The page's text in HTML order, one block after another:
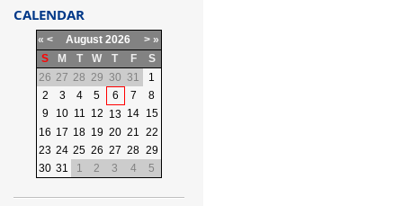
CALENDAR
« < August 2026 > »
S
M T W T F
S
26 27 28 29 30 31
1
2
3 4 5 6 7
8
9
10 11 12 13 14 15
16 17 18 19 20 21 22
23 24 25 26 27 28 29
30 31 1 2 3 4 5